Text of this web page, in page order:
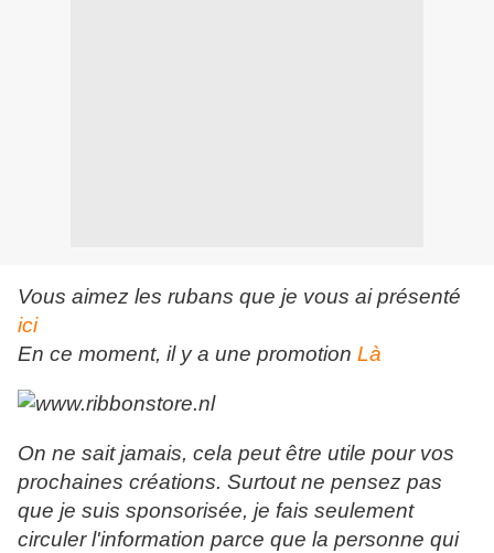
Vous aimez les rubans que je vous ai présenté
ici
En ce moment, il y a une promotion Là
On ne sait jamais, cela peut être utile pour vos
prochaines créations. Surtout ne pensez pas
que je suis sponsorisée, je fais seulement
circuler l'information parce que la personne qui